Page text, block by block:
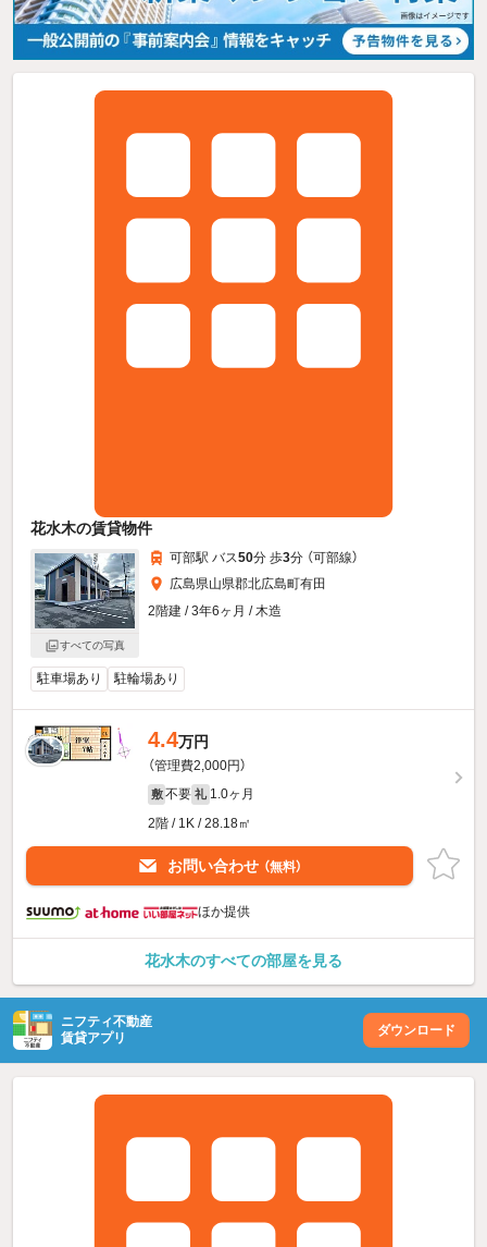
花水木の賃貸物件
すべての写真
可部駅 バス50分 歩3分 （可部線）
広島県山県郡北広島町有田
2階建 / 3年6ヶ月 / 木造
駐車場あり 駐輪場あり
4.4万円
（管理費2,000円）
敷 不要 礼 1.0ヶ月
2階 / 1K / 28.18㎡
お問い合わせ （無料）
ほか提供
花水木のすべての部屋を見る
ニフティ不動産
賃貸アプリ
ダウンロード